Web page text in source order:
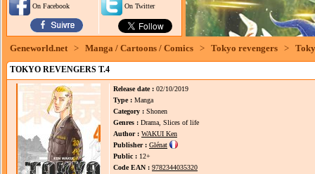
On Facebook On Twitter
Geneworld.net > Manga / Cartoons / Comics > Tokyo revengers >
TOKYO REVENGERS T.4
Release date : 02/10/2019
Type : Manga
Category : Shonen
Genres : Drama, Slices of life
Author : WAKUI Ken
Publisher : Glénat
Public : 12+
Code EAN : 9782344035320